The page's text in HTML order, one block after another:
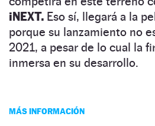
iNEXT. Eso sí, llegará a la
porque su lanzamiento no
2021, a pesar de lo cual la
inmersa en su desarrollo.
MÁS INFORMACIÓN